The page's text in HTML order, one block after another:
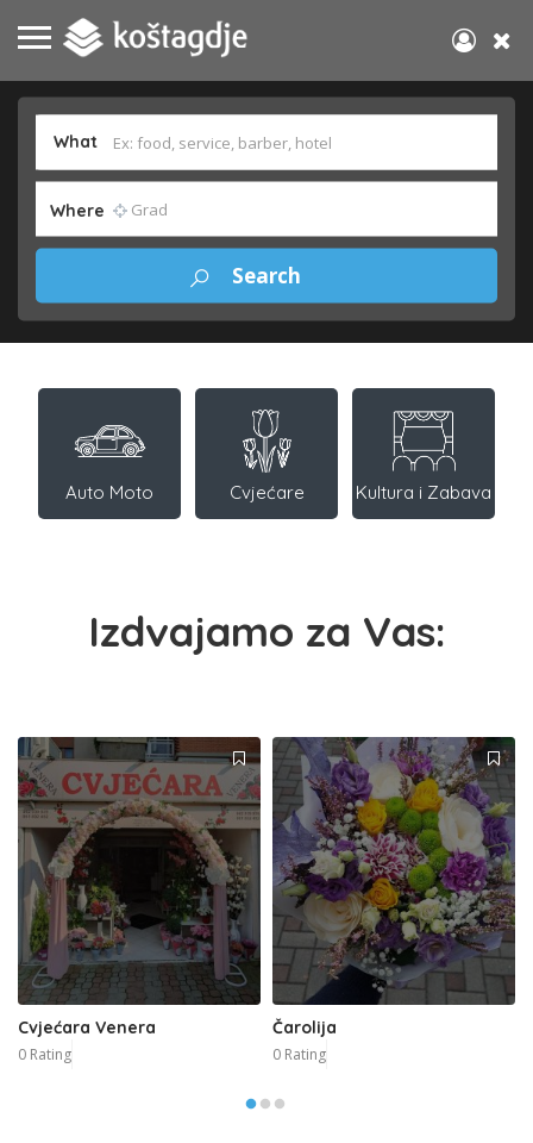
What
Where
Auto Moto Cvjećare Kultura i Zabava
Izdvajamo za Vas:
Cvjećara Venera
0 Rating
Čarolija
0 Rating